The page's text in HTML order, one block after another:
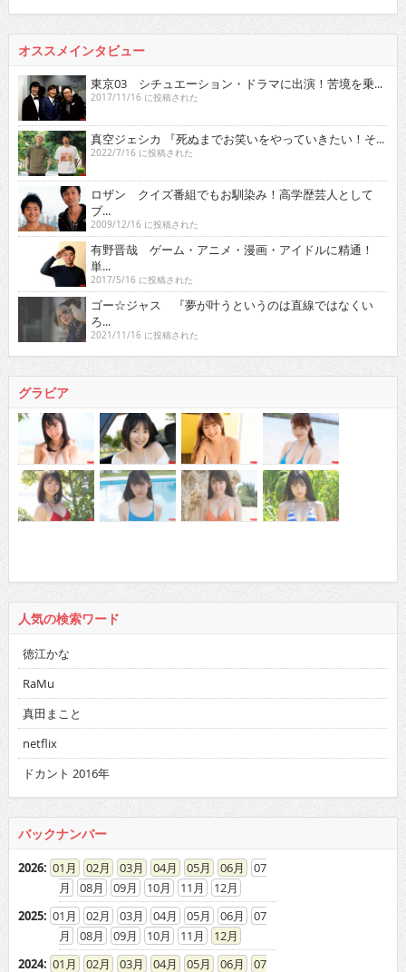
オススメインタビュー
東京03 シチュエーション・ドラマに出演！苦境を乗...
2017/11/16 に投稿された
真空ジェシカ 『死ぬまでお笑いをやっていきたい！そ...
2022/7/16 に投稿された
ロザン クイズ番組でもお馴染み！高学歴芸人として
ブ...
2009/12/16 に投稿された
有野晋哉 ゲーム・アニメ・漫画・アイドルに精通！
単...
2017/5/16 に投稿された
ゴー☆ジャス 『夢が叶うというのは直線ではなくい
ろ...
2021/11/16 に投稿された
グラビア
人気の検索ワード
徳江かな
RaMu
真田まこと
netflix
ドカント 2016年
バックナンバー
2026: 01 02 03 04 05 06
07
08
09 10 11
12
2025: 01 02 03 04 05 06
07
08
09 10 11
12
2024: 01 02 03 04 05 06 07